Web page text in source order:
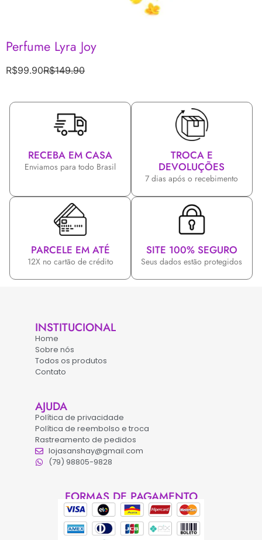
Perfume Lyra Joy
R$149.90
R$99.90
RECEBA EM CASA
Enviamos para todo Brasil
TROCA E
DEVOLUÇÕES
7 dias após o recebimento
PARCELE EM ATÉ
12X no cartão de crédito
SITE 100% SEGURO
Seus dados estão protegidos
INSTITUCIONAL
Home
Sobre nós
Todos os produtos
Contato
AJUDA
Política de privacidade
Política de reembolso e troca
Rastreamento de pedidos
lojasanshay@gmail.com
(79) 98805-9828
FORMAS DE PAGAMENTO